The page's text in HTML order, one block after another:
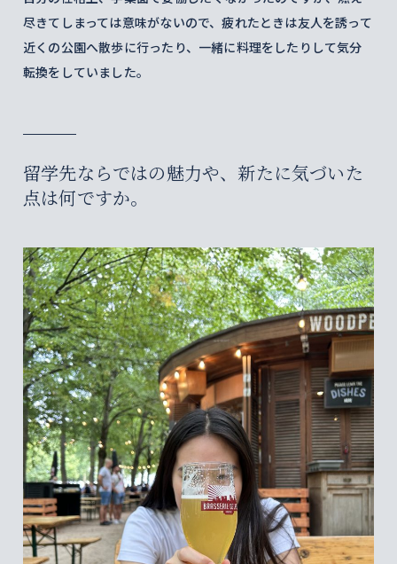
尽きてしまっては意味がないので、疲れたときは友人を誘って
近くの公園へ散歩に行ったり、一緒に料理をしたりして気分
転換をしていました。
留学先ならではの魅力や、新たに気づいた
点は何ですか。